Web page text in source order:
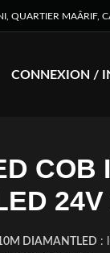
QUARTIER MAÂRIF,
CONNEXION /
COB
24V
DIAMANTLED :